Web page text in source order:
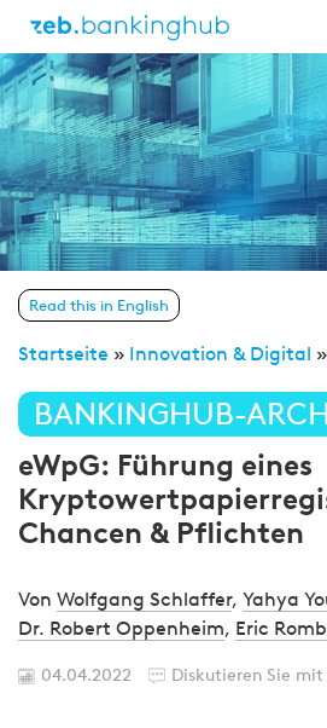
Read this in English
Startseite » Innovation & Digital »
BANKINGHUB-
eWpG: Führung eines
Chancen & Pflichten
Von Wolfgang Schlaffer, Yahya
Dr. Robert Oppenheim, Eric
04.04.2022 Diskutieren Sie mit